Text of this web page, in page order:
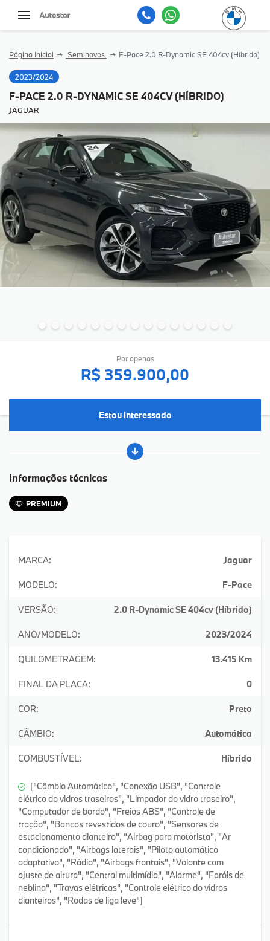
Página Inicial Seminovos F-Pace 2.0 R-Dynamic SE 404cv (Híbrido)
2023/2024
F-PACE 2.0 R-DYNAMIC SE 404CV (HÍBRIDO)
JAGUAR
Por apenas
R$ 359.900,00
Estou Interessado
Informações técnicas
PREMIUM
MARCA: Jaguar
MODELO: F-Pace
VERSÃO: 2.0 R-Dynamic SE 404cv (Híbrido)
ANO/MODELO: 2023/2024
QUILOMETRAGEM: 13.415 Km
FINAL DA PLACA: 0
COR: Preto
CÂMBIO: Automática
COMBUSTÍVEL: Híbrido
["Câmbio Automático", "Conexão USB", "Controle
elétrico do vidros traseiros", "Limpador do vidro traseiro",
"Computador de bordo", "Freios ABS", "Controle de
tração", "Bancos revestidos de couro", "Sensores de
estacionamento dianteiro", "Airbag para motorista", "Ar
condicionado", "Airbags laterais", "Piloto automático
adaptativo", "Rádio", "Airbags frontais", "Volante com
ajuste de altura", "Central multimídia", "Alarme", "Faróis de
neblina", "Travas elétricas", "Controle elétrico do vidros
dianteiros", "Rodas de liga leve"]